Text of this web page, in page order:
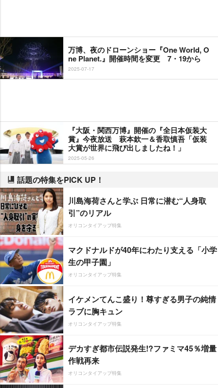
万博、夜のドローンショー『One World, O
ne Planet.』開催時間を変更 7・19から
2025-07-17
『大阪・関西万博』開催の『全日本仮装大
賞』今夜放送 萩本欽一＆香取慎吾「仮装
大賞が世界に飛び出しましたね！」
2025-05-26
話題の特集をPICK UP！
川島海荷さんと学ぶ 日常に潜む“人身取
引”のリアル
オリコンタイアップ特集
マクドナルドが40年にわたり支える「小学
生の甲子園」
オリコンタイアップ特集
イケメンてんこ盛り！尊すぎる男子の純情
ラブに胸キュン
オリコンタイアップ特集
デカすぎ都市伝説発生!?ファミマ45％増量
作戦再来
オリコンタイアップ特集